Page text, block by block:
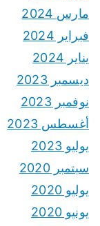
مارس 2024
فبراير 2024
يناير 2024
ديسمبر 2023
نوفمبر 2023
أغسطس 2023
يوليو 2023
سبتمبر 2020
يوليو 2020
يونيو 2020